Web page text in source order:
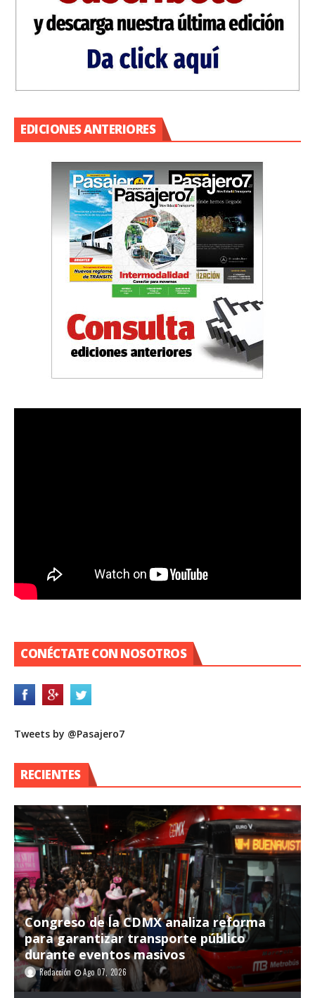
EDICIONES ANTERIORES
CONÉCTATE CON NOSOTROS
Tweets by @Pasajero7
RECIENTES
Congreso de la CDMX analiza reforma
para garantizar transporte público
durante eventos masivos
Redacción Ago 07, 2026